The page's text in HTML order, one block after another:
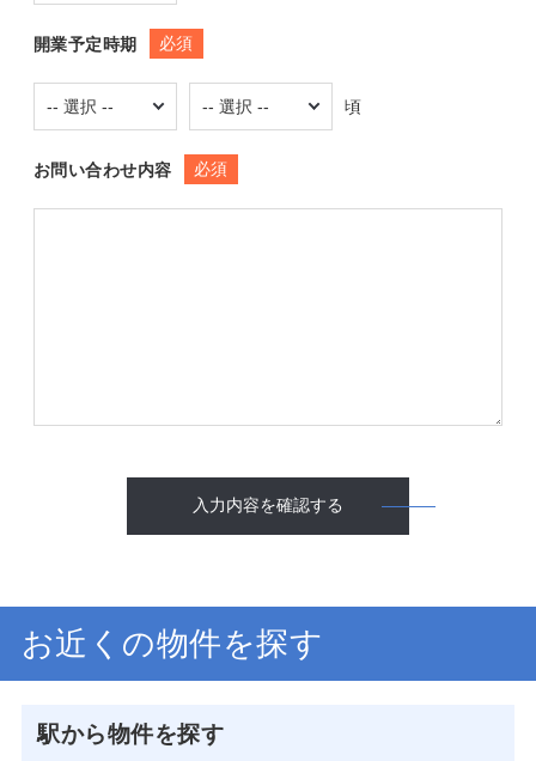
開業予定時期 必須
頃
お問い合わせ内容 必須
入力内容を確認する
お近くの物件を探す
駅から物件を探す